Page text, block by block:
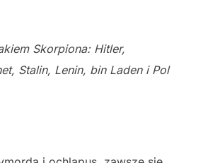
Skorpiona: Hitler,
Stalin, Lenin, binLaden i Pol